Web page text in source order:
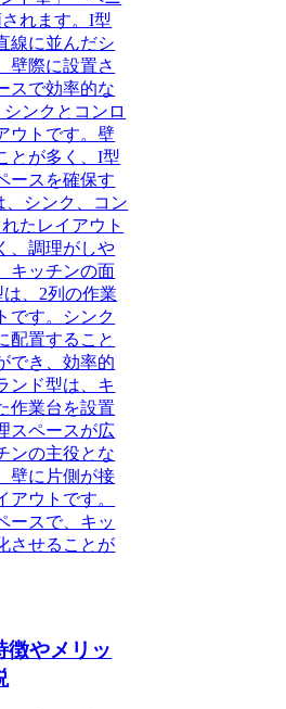
されます。I型
線に並んだシ
壁際に設置さ
スで効率的な
シンクとコンロ
ウトです。壁
とが多く、I型
ースを確保す
、シンク、コン
たレイアウト
、調理がしや
キッチンの面
は、2列の作業
です。シンク
配置すること
でき、効率的
ンド型は、キ
作業台を設置
スペースが広
ンの主役とな
壁に片側が接
アウトです。
ースで、キッ
させることが
徴やメリッ